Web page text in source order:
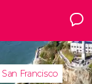
San Francisco